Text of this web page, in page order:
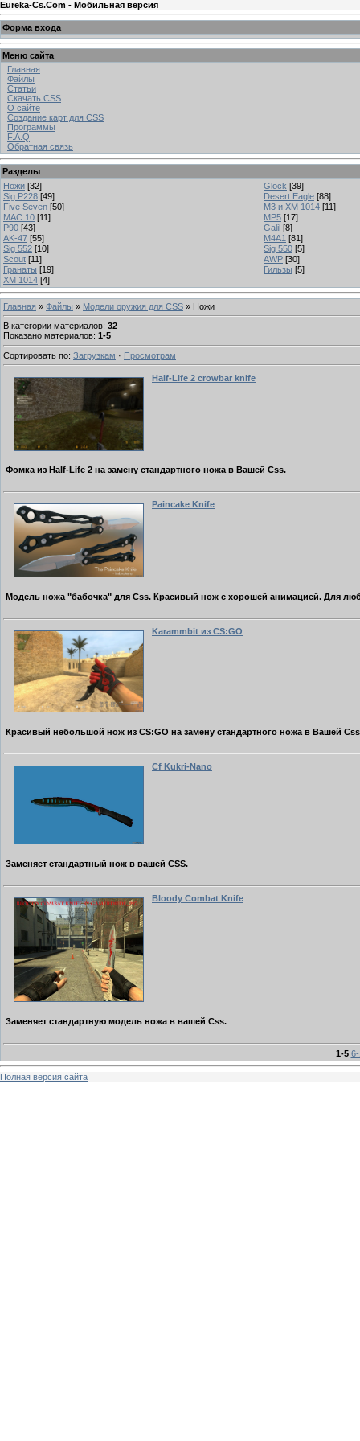
Eureka-Cs.Com - Мобильная версия
Форма входа
Меню сайта
Главная
Файлы
Статьи
Скачать CSS
О сайте
Создание карт для CSS
Программы
F.A.Q
Обратная связь
Разделы
Ножи [32] Glock [39]
Sig P228 [49] Desert Eagle [88]
Five Seven [50] M3 и XM 1014 [11]
MAC 10 [11] MP5 [17]
P90 [43] Galil [8]
AK-47 [55] M4A1 [81]
Sig 552 [10] Sig 550 [5]
Scout [11] AWP [30]
Гранаты [19] Гильзы [5]
XM 1014 [4]
Главная » Файлы » Модели оружия для CSS » Ножи
В категории материалов: 32
Показано материалов: 1-5
Сортировать по: Загрузкам · Просмотрам
Half-Life 2 crowbar knife
Фомка из Half-Life 2 на замену стандартного ножа в Вашей Css.
Paincake Knife
Модель ножа "бабочка" для Css. Красивый нож с хорошей анимацией. Для
Karammbit из CS:GO
Красивый небольшой нож из CS:GO на замену стандартного ножа в Вашей
Cf Kukri-Nano
Заменяет стандартный нож в вашей CSS.
Bloody Combat Knife
Заменяет стандартную модель ножа в вашей Css.
1-5
Полная версия сайта